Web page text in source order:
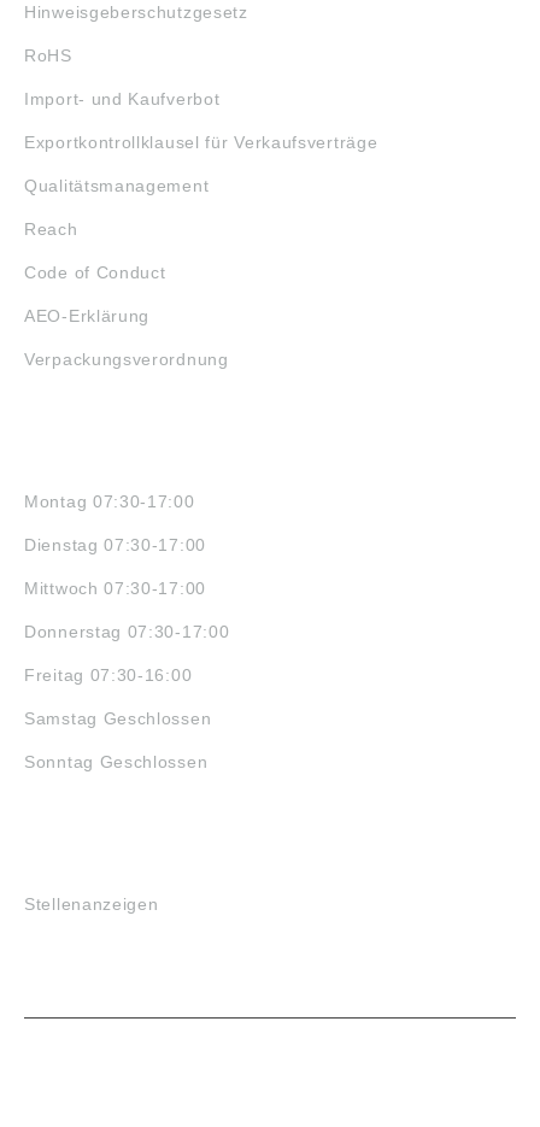
Hinweisgeberschutzgesetz
RoHS
Import- und Kaufverbot
Exportkontrollklausel für Verkaufsverträge
Qualitätsmanagement
Reach
Code of Conduct
AEO-Erklärung
Verpackungsverordnung
Montag 07:30-17:00
Dienstag 07:30-17:00
Mittwoch 07:30-17:00
Donnerstag 07:30-17:00
Freitag 07:30-16:00
Samstag Geschlossen
Sonntag Geschlossen
Stellenanzeigen